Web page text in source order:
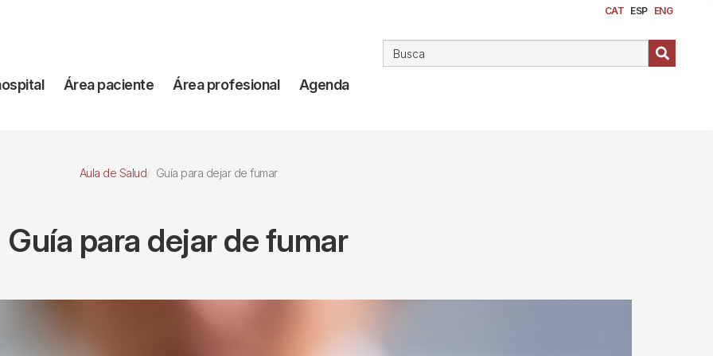
CAT ESP ENG
Área paciente Área profesional Agenda
Aula de Salud Guía para dejar de fumar
Guía para dejar de fumar